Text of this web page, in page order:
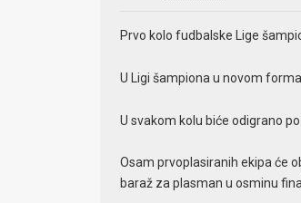
Prvo kolo fudbalske Lige
U Ligi šampiona u novom
U svakom kolu biće odigrano
Osam prvoplasiranih ekipa će
baraž za plasman u osminu